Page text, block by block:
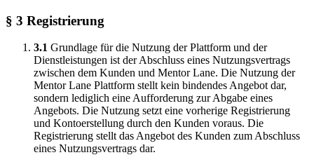
§ 3 Registrierung
3.1 Grundlage für die Nutzung der Plattform und der
Dienstleistungen ist der Abschluss eines Nutzungsvertrags
zwischen dem Kunden und Mentor Lane. Die Nutzung der
Mentor Lane Plattform stellt kein bindendes Angebot dar,
sondern lediglich eine Aufforderung zur Abgabe eines
Angebots. Die Nutzung setzt eine vorherige Registrierung
und Kontoerstellung durch den Kunden voraus. Die
Registrierung stellt das Angebot des Kunden zum Abschluss
eines Nutzungsvertrags dar.